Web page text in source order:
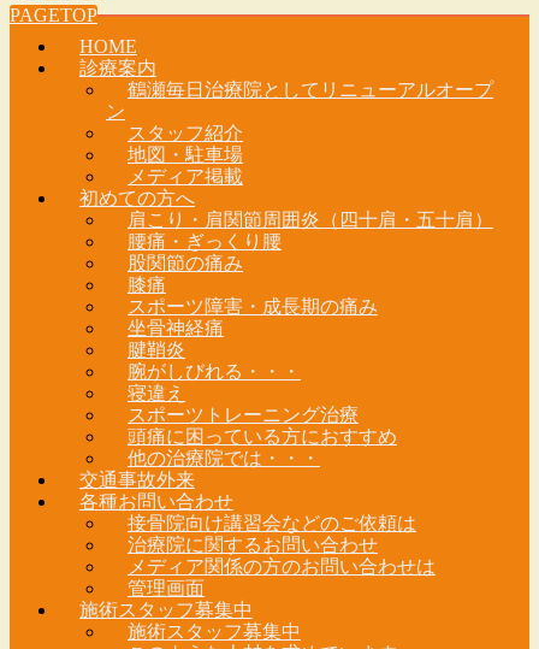
PAGETOP
HOME
診療案内
鶴瀬毎日治療院としてリニューアルオープ
ン
スタッフ紹介
地図・駐車場
メディア掲載
初めての方へ
肩こり・肩関節周囲炎（四十肩・五十肩）
腰痛・ぎっくり腰
股関節の痛み
膝痛
スポーツ障害・成長期の痛み
坐骨神経痛
腱鞘炎
腕がしびれる・・・
寝違え
スポーツトレーニング治療
頭痛に困っている方におすすめ
他の治療院では・・・
交通事故外来
各種お問い合わせ
接骨院向け講習会などのご依頼は
治療院に関するお問い合わせ
メディア関係の方のお問い合わせは
管理画面
施術スタッフ募集中
施術スタッフ募集中